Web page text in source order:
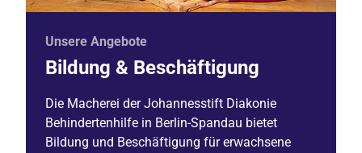
Unsere Angebote
Bildung & Beschäftigung
Die Macherei der Johannesstift Diakonie
Behindertenhilfe in Berlin-Spandau bietet
Bildung und Beschäftigung für erwachsene